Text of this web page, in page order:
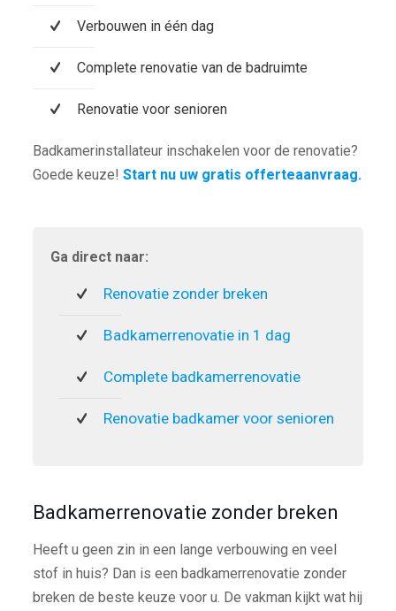
Verbouwen in één dag
Complete renovatie van de badruimte
Renovatie voor senioren
Badkamerinstallateur inschakelen voor de renovatie?
Goede keuze! Start nu uw gratis offerteaanvraag.
Ga direct naar:
Renovatie zonder breken
Badkamerrenovatie in 1 dag
Complete badkamerrenovatie
Renovatie badkamer voor senioren
Badkamerrenovatie zonder breken
Heeft u geen zin in een lange verbouwing en veel
stof in huis? Dan is een badkamerrenovatie zonder
breken de beste keuze voor u. De vakman kijkt wat hij